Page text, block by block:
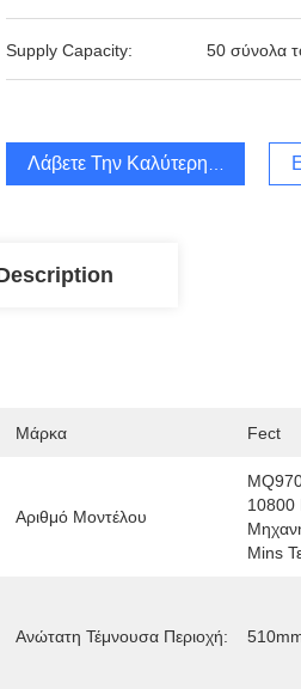
Supply Capacity: 50 σύνολα
Λάβετε Την Καλύτερη Τιμή
Μάρκα Fect
Αριθμό Μοντέλου
10800
Mins
Ανώτατη Τέμνουσα Περιοχή: